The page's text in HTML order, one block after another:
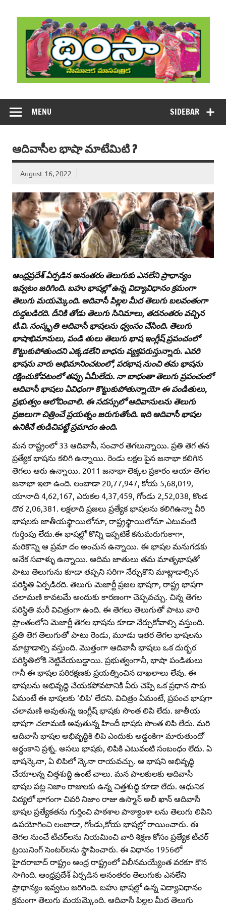
content
DHIMSA
SIDEBAR
MENU
ఆదివాసీల భాషా మాటేమిటి ?
August 16, 2022
ఆంధ్రప్రదేశ్‌ ఏర్పడిన అనంతరం తెలుగుకు ఎనలేని ప్రాధాన్యం
ఇవ్వటం జరిగింది. బహు భాషల్లో ఉన్న విద్యావిధానం క్రమంగా
తెలుగు మయమ్కెంది. ఆదివాసీ పిల్లల మీద తెలుగు బలవంతంగా
రుద్దబడిరది. దీనికి తోడు తెలుగు సినిమాలు, తదనంతరం వచ్చిన
టి.వి. సంస్కృతి ఆదివాసీ భాషలను ధ్వంసం చేసింది. తెలుగు
భాషాభిమానులు, పండి తులు తెలుగు భాష ఇంగ్లీష్‌ ప్రపంచంలో
కొట్టుకుపోతుందని ఎక్కడలేని బాధను వ్యక్తపరుస్తున్నారు. ఎవరి
భాషను వారు అభిమానించటంలో, పరభాష నుంచి తమ భాషను
రక్షించుకోవటంలో తప్పు ఏమీలేదు. నా బాధంతా తెలుగు ప్రపంచంలో
ఆదివాసీ భాషలు ఏవిధంగా కొట్టుకుపోతున్నాయో ఈ పండితులు,
ప్రభుత్వం ఆలోచించాలి. ఈ సదస్సులో ఆదివాసులను తెలుగు
ప్రజలుగా చిత్రించే ప్రయత్నం జరుగుతోంది. ఇది ఆదివాసీ భాషల
ఉనికినే తుడిచిపట్టే ప్రమాదం ఉంది.
మన రాష్ట్రంలో 33 ఆదివాసీ, సంచార తెగలున్నాయి. ప్రతి తెగ తన
ప్రత్యేక భాషను కలిగి ఉన్నాయి. రెండు లక్షల పైన జనాభా కలిగిన
తెగలు ఆరు ఉన్నాయి. 2011 జనాభా లెక్కల ప్రకారం ఆయా తెగల
జనాభా ఇలా ఉంది. లంబాడా 20,77,947, కోయ 5,68,019,
యానాది 4,62,167, ఎరుకల 4,37,459, గోండు 2,52,038, కొండ
దొర 2,06,381. లక్షలాది ప్రజలు ప్రత్యేక భాషలను కలిగిఉన్నా వీరి
భాషలకు జాతీయస్థాయిలోనూ, రాష్ట్రస్థాయిలోనూ ఎటువంటి
గుర్తింపు లేదు.ఈ భాషల్లో కొన్ని ఇప్పటికే కనుమరుగుకాగా,
మరికొన్ని ఆ ప్రమా దం అంచున ఉన్నాయి. ఈ భాషల మనుగడకు
అనేక సవాళ్ళు ఉన్నాయి. ఆదిమ జాతులు తమ మాతృభాషతో
పాటు తెలుగును కూడా తప్పని సరిగా నేర్చుకొని మాట్లాడాల్సిన
పరిస్థితి ఏర్పడిరది. తెలుగు మెజార్టీ ప్రజల భాషగా, రాష్ట్ర భాషగా
చలామణి కావటమే అందుకు కారణంగా చెప్పవచ్చు. చిన్న తెగల
పరిస్థితి మరీ విచిత్రంగా ఉంది. ఈ తెగలు తెలుగుతో పాటు వారి
ప్రాంతంలోని మెజార్టీ తెగల భాషను కూడా నేర్చుకోవాల్సి వస్తుంది.
ప్రతి తెగ తెలుగుతో పాటు రెండు, మూడు ఇతర తెగల భాషలను
మాట్లాడాల్సి వస్తుంది. మొత్తంగా ఆదివాసీ భాషలు ఒక దుర్భర
పరిస్థితిలోకి నెట్టివేయబడ్డాయి. ప్రభుత్వంగానీ, భాషా పండితులు
గానీ ఈ భాషల పరిరక్షణకు ప్రయత్నించిన దాఖలాలు లేవు. ఈ
భాషలను అభివృద్ధి చేయకపోవటానికి వీరు చెప్పే ఒక ప్రధాన సాకు
ఏమంటే ఈ భాషలకు ‘లిపి’ లేదని. విచిత్రం ఏమంటే, ప్రపంచ భాషగా
చలామణి అవుతున్న ఇంగ్లీష్‌ భాషకు సొంత లిపి లేదు. జాతీయ
భాషగా చలామణి అవుతున్న హిందీ భాషకు సొంత లిపి లేదు. మరి
ఆదివాసీ భాషల అభివృద్ధికి లిపి ఎందుకు అడ్డంకిగా మారుతుందో
అర్థంకాని ప్రశ్న. అసలు భాషకు, లిపికి ఎటువంటి సంబంధం లేదు. ఏ
భాషన్కెనా, ఏ లిపిలో న్కెనా రాయవచ్చు. ఆ భాషని అభివృద్ధి
చేయాలన్న చిత్తశుద్ధి ఉంటే చాలు. మన పాలకులకు ఆదివాసీ
భాషల పట్ల నిజాం రాజులకు ఉన్న చిత్తశుద్ధి కూడా లేదు. ఆధునిక
విద్యలో భాగంగా చివరి నిజాం రాజు ఉస్మాన్‌ అలీ ఖాన్‌ ఆదివాసీ
భాషల ప్రత్యేకతను గుర్తించి పాఠశాల పాఠ్యాంశా లను తెలుగు లిపిని
ఉపయోగించి లంబాడా, గోండు,కోయ భాషల్లో రాయించారు. ఈ
తెగల నుంచే టీచర్‌లను నియమించి వారి శిక్షణ కోసం ప్రత్యేక టీచర్‌
ట్రయినింగ్‌ సెంటర్‌లను స్థాపించారు. ఈ విధానం 1956లో
హైదరాబాద్‌ రాష్ట్రం ఆంధ్ర రాష్ట్రంలో విలీనమయ్యేంత వరకూ కొన
సాగింది. ఆంధ్రప్రదేశ్‌ ఏర్పడిన అనంతరం తెలుగుకు ఎనలేని
ప్రాధాన్యం ఇవ్వటం జరిగింది. బహు భాషల్లో ఉన్న విద్యావిధానం
క్రమంగా తెలుగు మయమ్కెంది. ఆదివాసీ పిల్లల మీద తెలుగు